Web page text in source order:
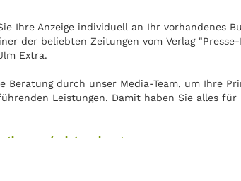
Ihre Anzeige individuell an Ihr vorhandenes
der beliebten Zeitungen vom Verlag
Extra.
durch unser Media-Team, um Ihre
Leistungen. Damit haben Sie alles
printwerbung